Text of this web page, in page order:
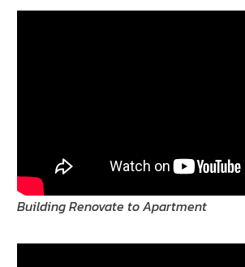
Building Renovate to Apartment